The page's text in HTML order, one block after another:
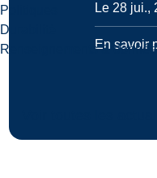
Politiques
Durabilité
Renseignements &
Le 28 jui.,
En savoir